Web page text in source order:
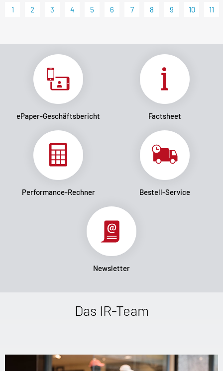
1 2 3 4 5 6 7 8 9 10 11
ePaper-Geschäftsbericht Factsheet
Performance-Rechner Bestell-Service
Newsletter
Das IR-Team